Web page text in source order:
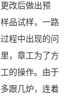
改后做出预
品试样，一路
程中出现的问
，章工为了方
的操作。由于
跟几炉，连着